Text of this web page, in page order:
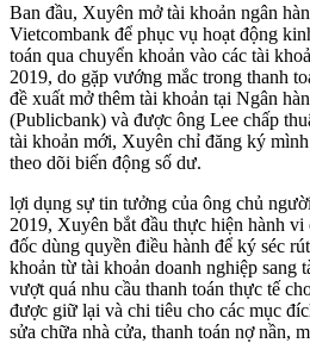
Ban đầu, Xuyên mở tài khoản ngân
Vietcombank để phục vụ hoạt động
toán qua chuyển khoản vào các tài
2019, do gặp vướng mắc trong thanh
đề xuất mở thêm tài khoản tại Ngân
(Publicbank) và được ông Lee chấp
tài khoản mới, Xuyên chỉ đăng ký
theo dõi biến động số dư.
lợi dụng sự tin tưởng của ông chủ
2019, Xuyên bắt đầu thực hiện hành
đốc dùng quyền điều hành để ký séc
khoản từ tài khoản doanh nghiệp sang
vượt quá nhu cầu thanh toán thực tế
được giữ lại và chi tiêu cho các mục
sửa chữa nhà cửa, thanh toán nợ nần,